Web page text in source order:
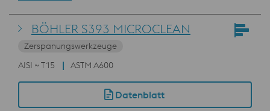
BÖHLER S393 MICROCLEAN
Zerspanungswerkzeuge
AISI ~ T15
ASTM A600
Datenblatt